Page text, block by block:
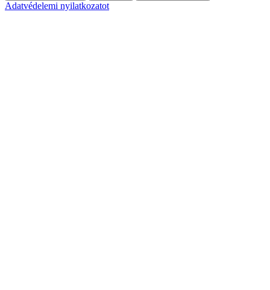
Adatvédelemi nyilatkozatot